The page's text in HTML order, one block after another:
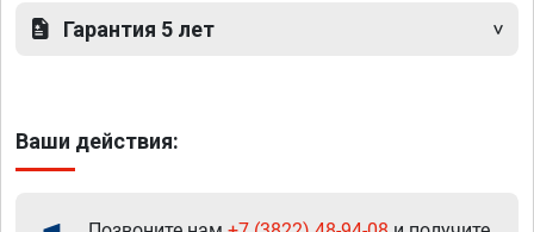
Гарантия 5 лет
Ваши действия: